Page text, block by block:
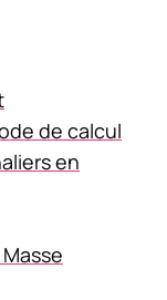
de calcul
en